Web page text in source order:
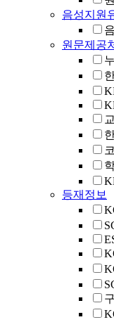
음성지원
원문제공
등재정보